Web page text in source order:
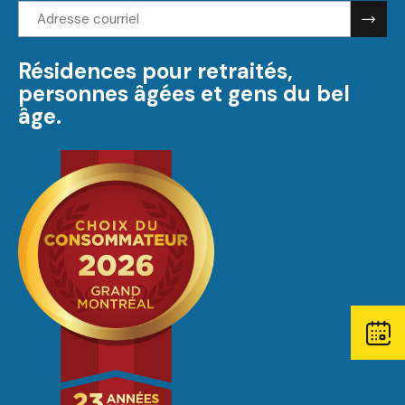
contact
window.
Adresse
courriel:
Résidences pour retraités,
personnes âgées et gens du bel
âge.